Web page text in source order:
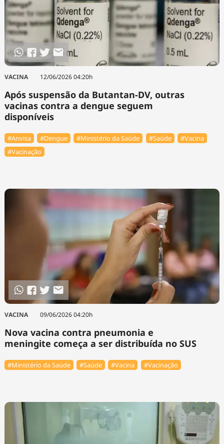
VACINA 12/06/2026 04:20h
Após suspensão da Butantan-DV, outras
vacinas contra a dengue seguem
disponíveis
#Anvisa #Dengue #Ministério da Saúde #Saúde
#Vacina
#Vacinação
VACINA 09/06/2026 04:20h
Nova vacina contra pneumonia e
meningite começa a ser distribuída no SUS
#Ministério da Saúde #Saúde #Vacina #Vacinação